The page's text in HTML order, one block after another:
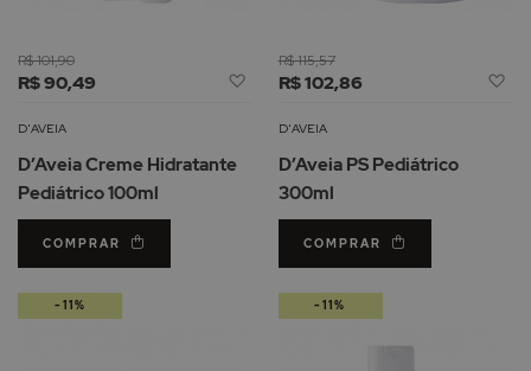
R$ 90,49
R$ 101,90
Adicionar
Lista
Desejos
D'AVEIA
D’Aveia Creme Hidratante
Pediátrico 100ml
COMPRAR
R$ 102,86
R$ 115,57
D'AVEIA
D’Aveia PS Pediátrico
300ml
COMPRAR
-11% -11%